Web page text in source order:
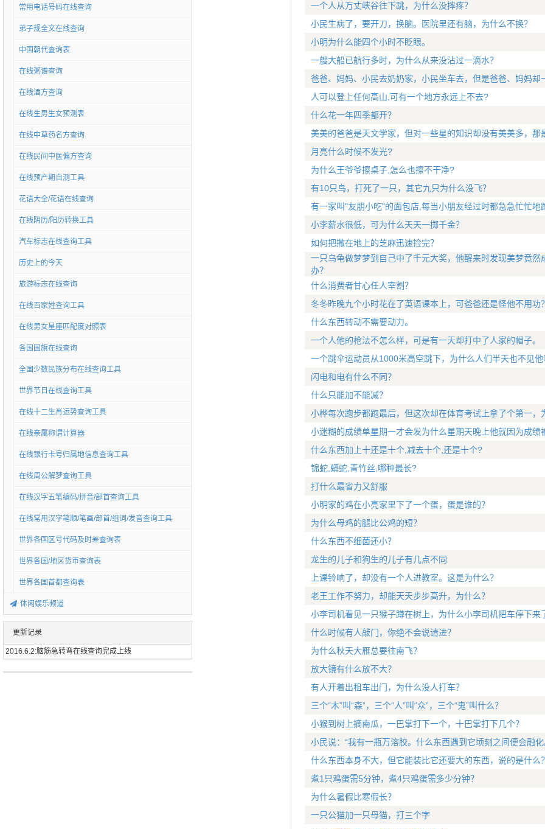
常用电话号码在线查询
弟子规全文在线查询
中国朝代查询表
在线粥谱查询
在线酒方查询
在线生男生女预测表
在线中草药名方查询
在线民间中医偏方查询
在线预产期自测工具
花语大全/花语在线查询
在线阴历/阳历转换工具
汽车标志在线查询工具
历史上的今天
旅游标志在线查询
在线百家姓查询工具
在线男女星座匹配度对照表
各国国旗在线查询
全国少数民族分布在线查询工具
世界节日在线查询工具
在线十二生肖运势查询工具
在线亲属称谓计算器
在线银行卡号归属地信息查询工具
在线周公解梦查询工具
在线汉字五笔编码/拼音/部首查询工具
在线常用汉字笔顺/笔画/部首/组词/发音查询工具
世界各国区号代码及时差查询表
世界各国/地区货币查询表
世界各国首都查询表
休闲娱乐频道
更新记录
2016.6.2:脑筋急转弯在线查询完成上线
一个人从万丈峡谷往下跳，为什么没摔疼？
小民生病了，要开刀，换脑。医院里还有脑，为什么不换？
小明为什么能四个小时不眨眼。
一艘大船已航行多时，为什么从来没沾过一滴水？
爸爸、妈妈、小民去奶奶家，小民坐车去，但是爸爸、妈妈却
人可以登上任何高山,可有一个地方永远上不去?
什么花一年四季都开？
美美的爸爸是天文学家，但对一些星的知识却没有美美多，那
月亮什么时候不发光?
为什么王爷爷擦桌子,怎么也擦不干净?
有10只鸟，打死了一只，其它九只为什么没飞？
有一家叫"友朋小吃"的面包店,每当小朋友经过时都急急忙忙地
小李薪水很低，可为什么天天一掷千金？
如何把撒在地上的芝麻迅速捡完？
一只乌龟做梦梦到自己中了千元大奖，他醒来时发现美梦竟然
办？
什么消费者甘心任人宰割？
冬冬昨晚九个小时花在了英语课本上，可爸爸还是怪他不用功
什么东西转动不需要动力。
一个人他的枪法不怎么样，可是有一天却打中了人家的帽子。
一个跳伞运动员从1000米高空跳下，为什么人们半天也不见他
闪电和电有什么不同？
什么只能加不能减？
小桦每次跑步都跑最后，但这次却在体育考试上拿了个第一，
小迷糊的成绩单星期一才会发为什么星期天晚上他就因为成绩
什么东西加上十还是十个,减去十个,还是十个?
锦蛇,蟒蛇,青竹丝,哪种最长?
打什么最省力又舒服
小明家的鸡在小亮家里下了一个蛋，蛋是谁的？
为什么母鸡的腿比公鸡的短？
什么东西不细菌还小？
龙生的儿子和狗生的儿子有几点不同
上课铃响了，却没有一个人进教室。这是为什么？
老王工作不努力，却能天天步步高升，为什么？
小李司机看见一只猴子蹲在树上，为什么小李司机把车停下来
什么时候有人敲门，你绝不会说请进？
为什么秋天大雁总要往南飞？
放大镜有什么放不大？
有人开着出租车出门，为什么没人打车？
三个“木”叫“森”，三个“人”叫“众”，三个“鬼”叫什么？
小猴到树上摘南瓜，一巴掌打下一个，十巴掌打下几个？
小民说：“我有一瓶万溶胶。什么东西遇到它顷刻之间便会融
什么东西本身不大，但它能装比它还要大的东西，说的是什么
煮1只鸡蛋需5分钟，煮4只鸡蛋需多少分钟？
为什么暑假比寒假长？
一只公猫加一只母猫，打三个字